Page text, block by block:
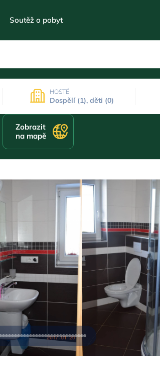
Soutěž o pobyt
HOSTÉ
Dospělí (1), děti (0)
Zobrazit
na mapě